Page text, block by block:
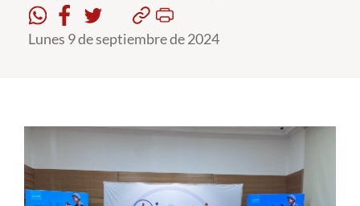
Vinculación con el Medio
Postgrado
Formación Continua
Lunes 9 de septiembre de 2024